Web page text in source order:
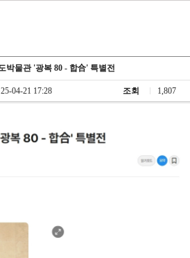
박물관 '광복 80 - 합合' 특별전
25-04-21 17:28 조회 1,807